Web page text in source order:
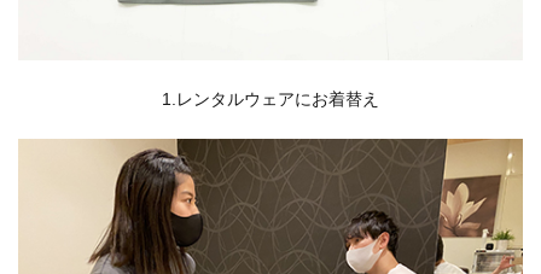
1.レンタルウェアにお着替え